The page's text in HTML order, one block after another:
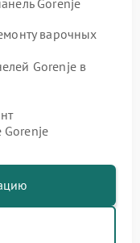
Gorenje
варочных
Gorenje в